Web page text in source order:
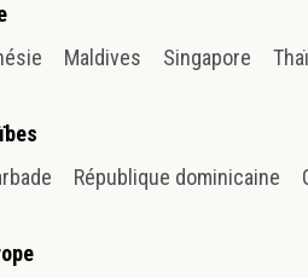
Maldives Singapore
République dominicaine